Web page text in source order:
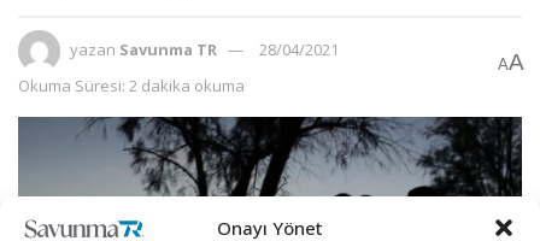
Onayı Yönet
yazan Savunma TR
28/04/2021
Okuma Süresi: 2 dakika okuma
AA